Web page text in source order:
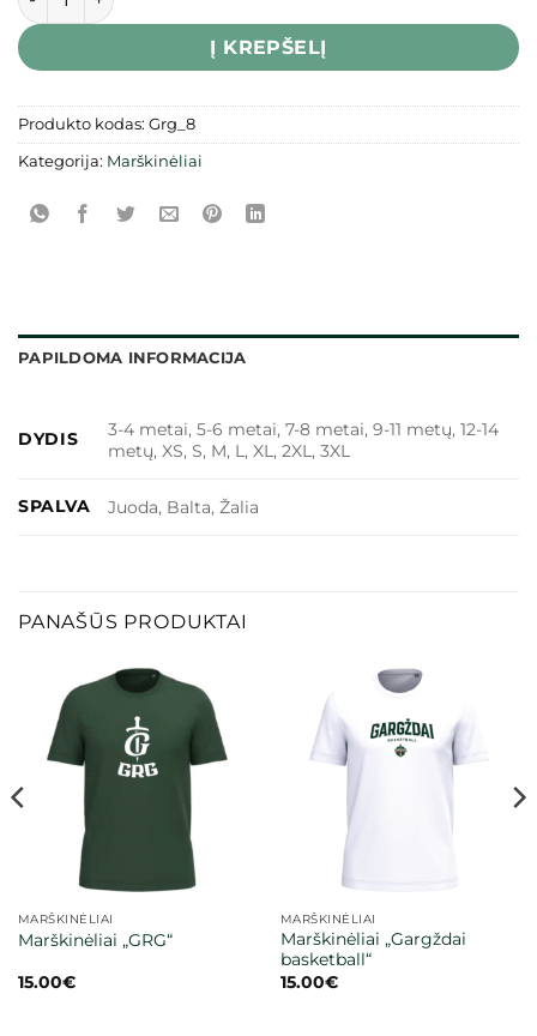
Į KREPŠELĮ
Produkto kodas: Grg_8
Kategorija: Marškinėliai
PAPILDOMA INFORMACIJA
DYDIS
3-4 metai, 5-6 metai, 7-8 metai, 9-11 metų, 12-14
metų, XS, S, M, L, XL, 2XL, 3XL
SPALVA Juoda, Balta, Žalia
PANAŠŪS PRODUKTAI
MARŠKINĖLIAI
Marškinėliai „GRG“
15.00€
MARŠKINĖLIAI
Marškinėliai „Gargždai
basketball“
15.00€